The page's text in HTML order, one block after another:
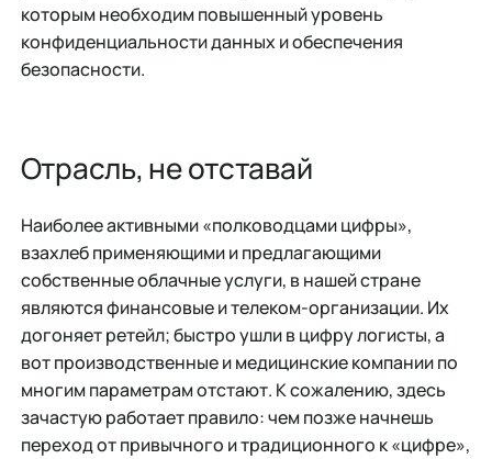
которым необходим повышенный уровень
конфиденциальности данных и обеспечения
безопасности.
Отрасль, не отставай
Наиболее активными «полководцами цифры»,
взахлеб применяющими и предлагающими
собственные облачные услуги, в нашей стране
являются финансовые и телеком-организации. Их
догоняет ретейл; быстро ушли в цифру логисты, а
вот производственные и медицинские компании по
многим параметрам отстают. К сожалению, здесь
зачастую работает правило: чем позже начнешь
переход от привычного и традиционного к «цифре»,